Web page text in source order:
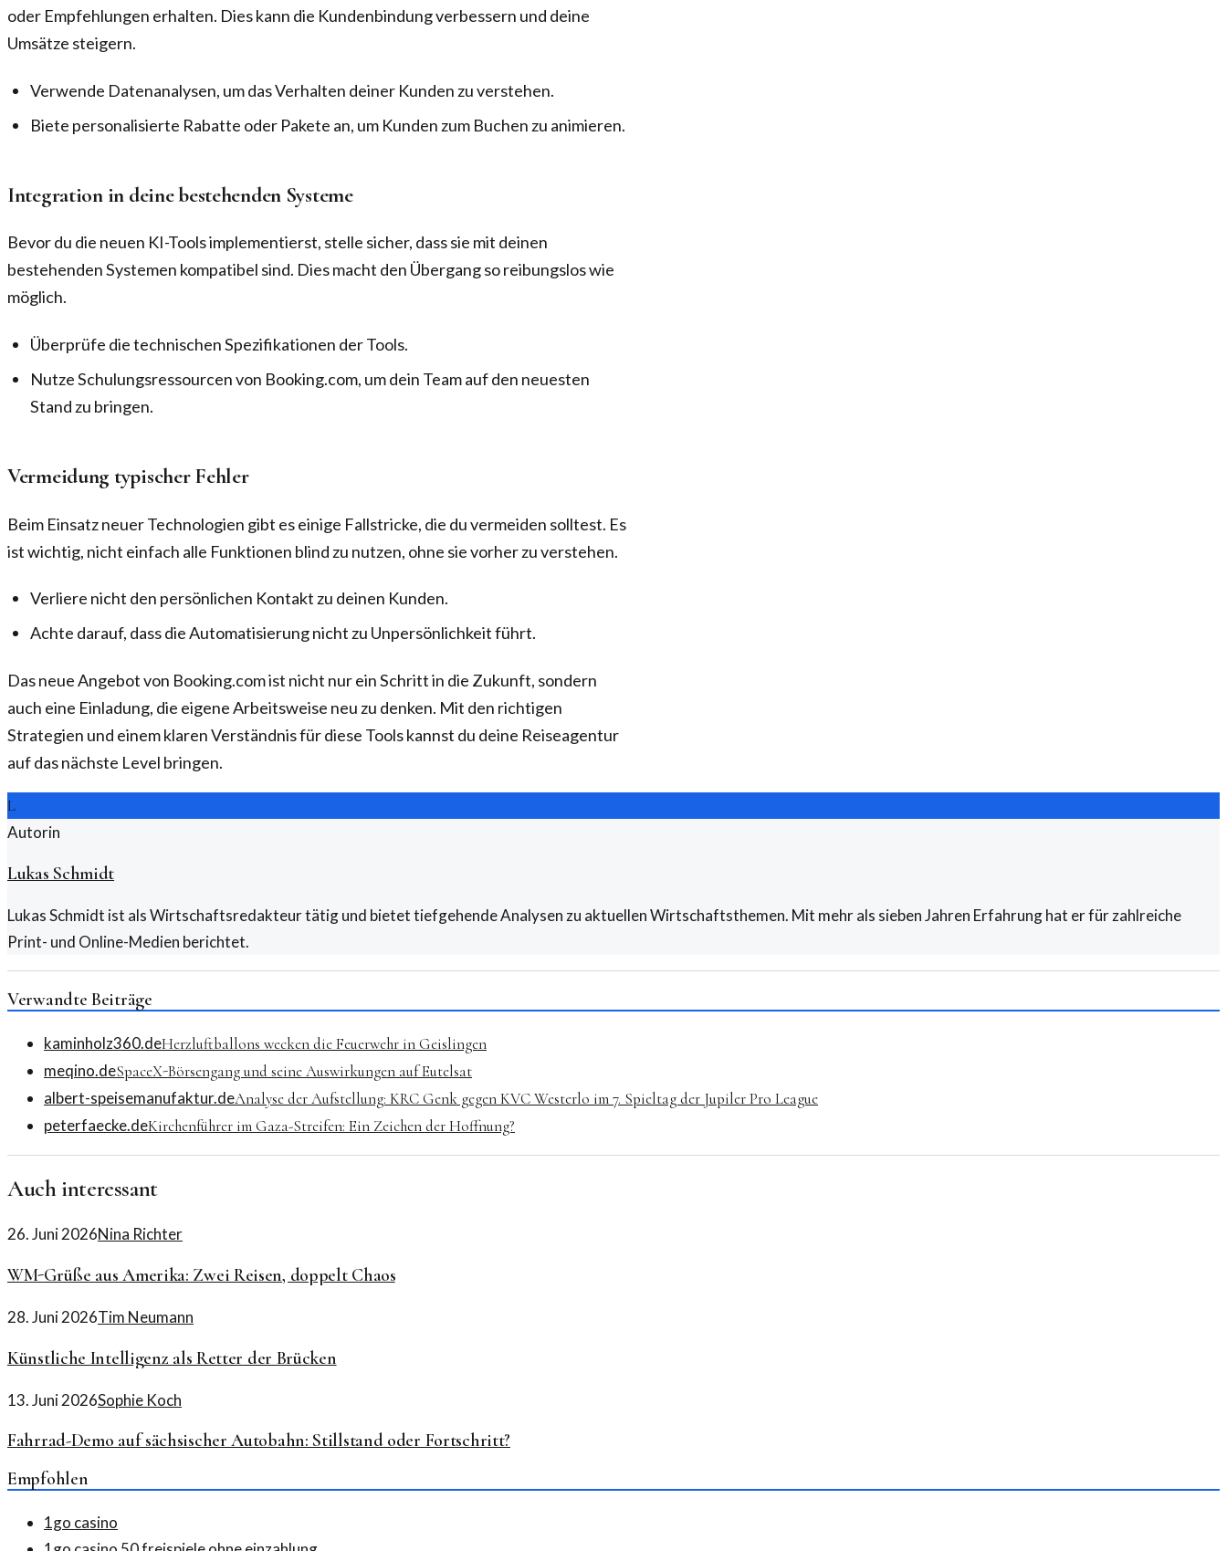
oder Empfehlungen erhalten. Dies kann die Kundenbindung verbessern und deine
Umsätze steigern.
Verwende Datenanalysen, um das Verhalten deiner Kunden zu verstehen.
Biete personalisierte Rabatte oder Pakete an, um Kunden zum Buchen zu animieren.
Integration in deine bestehenden Systeme
Bevor du die neuen KI-Tools implementierst, stelle sicher, dass sie mit deinen
bestehenden Systemen kompatibel sind. Dies macht den Übergang so reibungslos wie
möglich.
Überprüfe die technischen Spezifikationen der Tools.
Nutze Schulungsressourcen von Booking.com, um dein Team auf den neuesten
Stand zu bringen.
Vermeidung typischer Fehler
Beim Einsatz neuer Technologien gibt es einige Fallstricke, die du vermeiden solltest. Es
ist wichtig, nicht einfach alle Funktionen blind zu nutzen, ohne sie vorher zu verstehen.
Verliere nicht den persönlichen Kontakt zu deinen Kunden.
Achte darauf, dass die Automatisierung nicht zu Unpersönlichkeit führt.
Das neue Angebot von Booking.com ist nicht nur ein Schritt in die Zukunft, sondern
auch eine Einladung, die eigene Arbeitsweise neu zu denken. Mit den richtigen
Strategien und einem klaren Verständnis für diese Tools kannst du deine Reiseagentur
auf das nächste Level bringen.
L
Autorin
Lukas Schmidt
Lukas Schmidt ist als Wirtschaftsredakteur tätig und bietet tiefgehende Analysen zu aktuellen Wirtschaftsthemen. Mit mehr als sieben Jahren Erfahrung hat er für zahlreiche
Print- und Online-Medien berichtet.
Verwandte Beiträge
kaminholz360.deHerzluftballons wecken die Feuerwehr in Geislingen
meqino.deSpaceX-Börsengang und seine Auswirkungen auf Eutelsat
albert-speisemanufaktur.deAnalyse der Aufstellung: KRC Genk gegen KVC Westerlo im 7. Spieltag der Jupiler Pro League
peterfaecke.deKirchenführer im Gaza-Streifen: Ein Zeichen der Hoffnung?
Auch interessant
26. Juni 2026Nina Richter
WM-Grüße aus Amerika: Zwei Reisen, doppelt Chaos
28. Juni 2026Tim Neumann
Künstliche Intelligenz als Retter der Brücken
13. Juni 2026Sophie Koch
Fahrrad-Demo auf sächsischer Autobahn: Stillstand oder Fortschritt?
Empfohlen
1go casino